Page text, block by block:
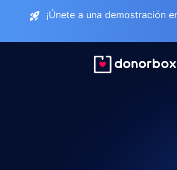
¡Únete a una demostración